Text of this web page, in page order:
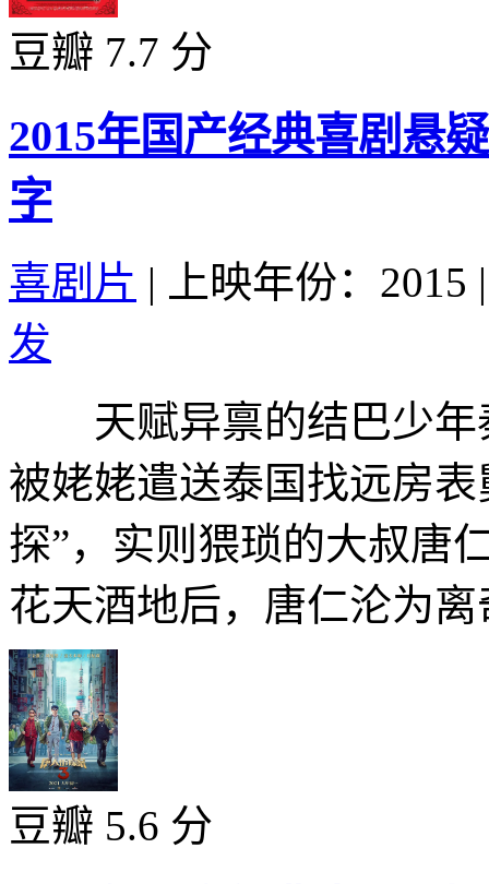
豆瓣 7.7 分
2015年国产经典喜剧悬
字
喜剧片 | 上映年份：2015 |
发
天赋异禀的结巴少年
被姥姥遣送泰国找远房
探”，实则猥琐的大叔唐
花天酒地后，唐仁沦为
豆瓣 5.6 分